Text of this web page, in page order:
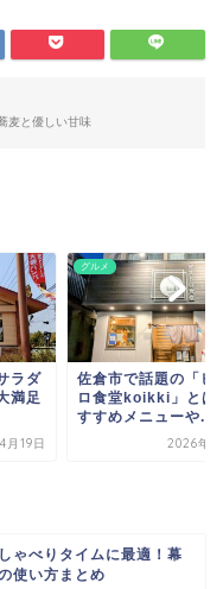
麦と優しい甘味
ラダ
満足
月19日
グルメ
佐倉市で話題の「ビ
ロ食堂koikki」とは
すすめメニューや...
2026年7
ゃべりタイムに最適！幕
使い方まとめ